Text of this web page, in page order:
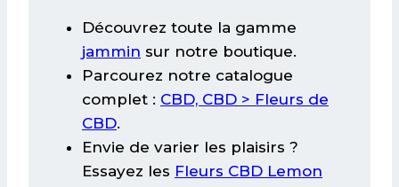
Découvrez toute la gamme
jammin sur notre boutique.
Parcourez notre catalogue
complet : CBD, CBD > Fleurs de
CBD.
Envie de varier les plaisirs ?
Essayez les Fleurs CBD Lemon